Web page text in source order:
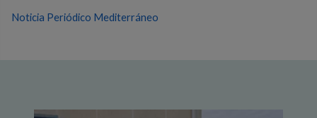
Noticia Periódico Mediterráneo